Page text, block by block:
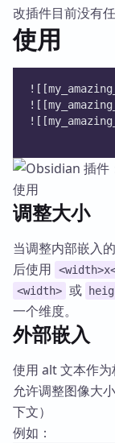
改插件目前没有
使用
调整大小
当调整内部嵌入
后使用
<width> 或
一个维度。
外部嵌入
使用 alt 文本作为
允许调整图像大
下文）
例如：